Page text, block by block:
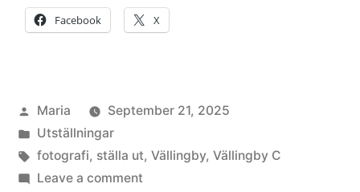
Facebook X
Posted
by
Maria
September 21, 2025
Posted
in
Utställningar
Tags:
fotografi, ställa ut, Vällingby, Vällingby C
Leave a commenton